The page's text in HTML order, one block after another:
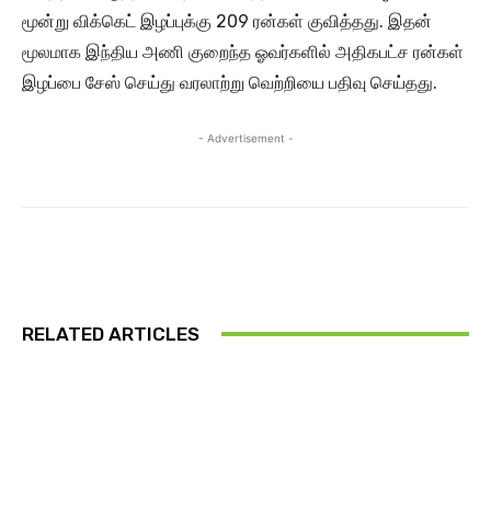
மூன்று விக்கெட் இழப்புக்கு 209 ரன்கள் குவித்தது. இதன்
மூலமாக இந்திய அணி குறைந்த ஓவர்களில் அதிகபட்ச ரன்கள்
இழப்பை சேஸ் செய்து வரலாற்று வெற்றியை பதிவு செய்தது.
- Advertisement -
RELATED ARTICLES